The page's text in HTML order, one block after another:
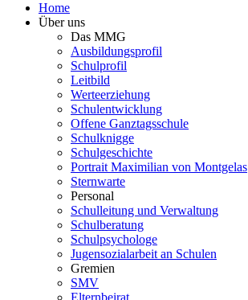
Home
Über uns
Das MMG
Ausbildungsprofil
Schulprofil
Leitbild
Werteerziehung
Schulentwicklung
Offene Ganztagsschule
Schulknigge
Schulgeschichte
Portrait Maximilian von Montgelas
Sternwarte
Personal
Schulleitung und Verwaltung
Schulberatung
Schulpsychologe
Jugensozialarbeit an Schulen
Gremien
SMV
Elternbeirat